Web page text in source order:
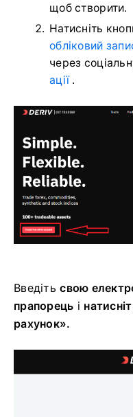
щоб створити.
Натисніть
обліковий
через
ації.
Введітьсвою
прапорець і
рахунок».